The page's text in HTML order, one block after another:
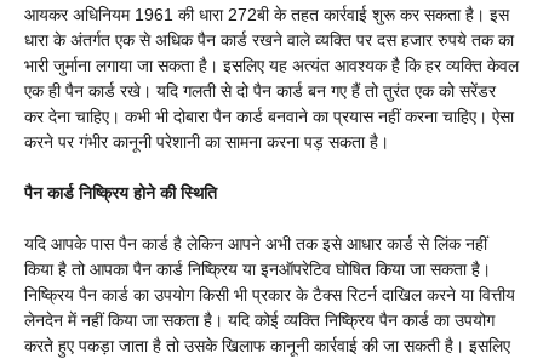
आयकर अधिनियम 1961 की धारा 272बी के तहत कार्रवाई शुरू कर सकता है। इस
धारा के अंतर्गत एक से अधिक पैन कार्ड रखने वाले व्यक्ति पर दस हजार रुपये तक का
भारी जुर्माना लगाया जा सकता है। इसलिए यह अत्यंत आवश्यक है कि हर व्यक्ति केवल
एक ही पैन कार्ड रखे। यदि गलती से दो पैन कार्ड बन गए हैं तो तुरंत एक को सरेंडर
कर देना चाहिए। कभी भी दोबारा पैन कार्ड बनवाने का प्रयास नहीं करना चाहिए। ऐसा
करने पर गंभीर कानूनी परेशानी का सामना करना पड़ सकता है।
पैन कार्ड निष्क्रिय होने की स्थिति
यदि आपके पास पैन कार्ड है लेकिन आपने अभी तक इसे आधार कार्ड से लिंक नहीं
किया है तो आपका पैन कार्ड निष्क्रिय या इनऑपरेटिव घोषित किया जा सकता है।
निष्क्रिय पैन कार्ड का उपयोग किसी भी प्रकार के टैक्स रिटर्न दाखिल करने या वित्तीय
लेनदेन में नहीं किया जा सकता है। यदि कोई व्यक्ति निष्क्रिय पैन कार्ड का उपयोग
करते हुए पकड़ा जाता है तो उसके खिलाफ कानूनी कार्रवाई की जा सकती है। इसलिए